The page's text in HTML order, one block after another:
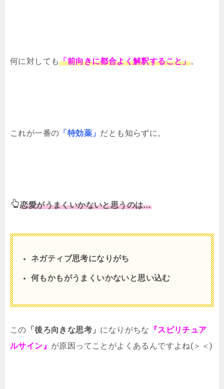
何に対しても「前向きに都合よく解釈すること」。
これが一番の 「特効薬」 だとも知らずに。
恋愛がうまくいかないと思うのは…
ネガティブ思考になりがち
何もかもがうまくいかないと思い込む
この 「後ろ向きな思考」 になりがちな
『スピリチュア
ルサイン』 が原因ってことがよくあるんですよね(＞＜)